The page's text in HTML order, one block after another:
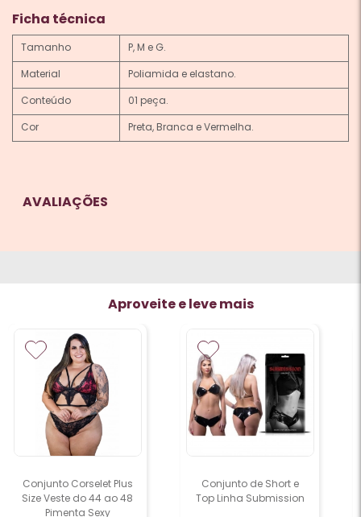
Ficha técnica
Tamanho
P, M e G.
Material
Poliamida e elastano.
Conteúdo
01 peça.
Cor
Preta, Branca e Vermelha.
AVALIAÇÕES
Aproveite e leve mais
Conjunto de Short e
Top Linha Submission
Macaquinho Princesa
Plus Size Pimenta Sexy